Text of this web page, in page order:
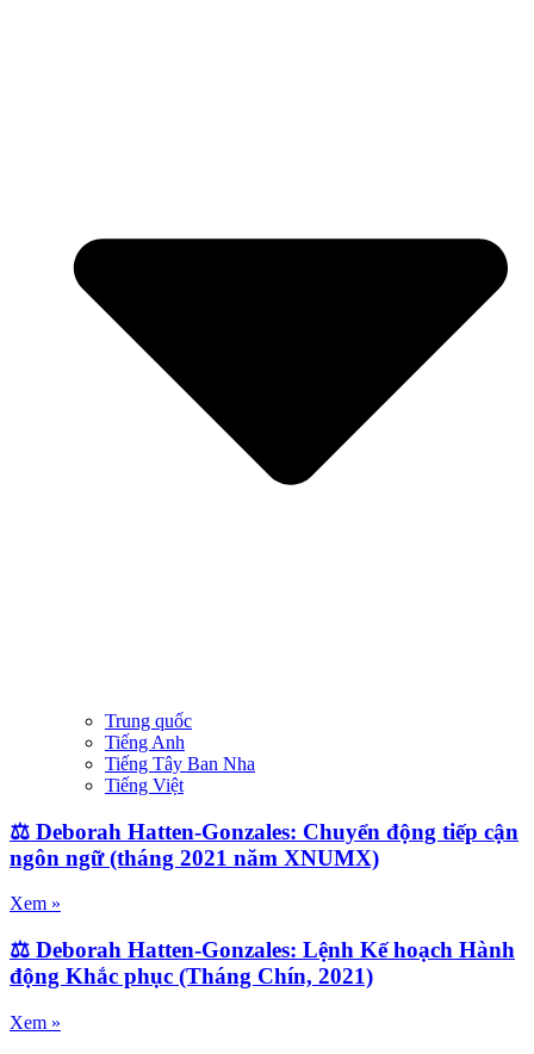
Trung quốc
Tiếng Anh
Tiếng Tây Ban Nha
Tiếng Việt
⚖️ Deborah Hatten-Gonzales: Chuyển động tiếp cận
ngôn ngữ (tháng 2021 năm XNUMX)
Xem »
⚖️ Deborah Hatten-Gonzales: Lệnh Kế hoạch Hành
động Khắc phục (Tháng Chín, 2021)
Xem »